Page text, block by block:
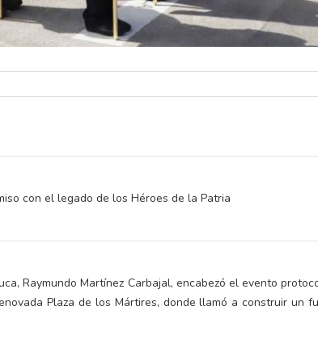
con el legado de los Héroes de la Patria
Raymundo Martínez Carbajal, encabezó el evento
Plaza de los Mártires, donde llamó a construir un